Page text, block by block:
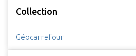
Collection
Géocarrefour